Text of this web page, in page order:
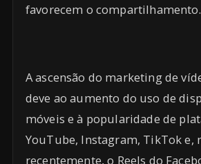
favorecem o compartilhamento.
A ascensão do marketing de
deve ao aumento do uso de
móveis e à popularidade de
YouTube, Instagram, TikTok e,
recentemente, o Reels do